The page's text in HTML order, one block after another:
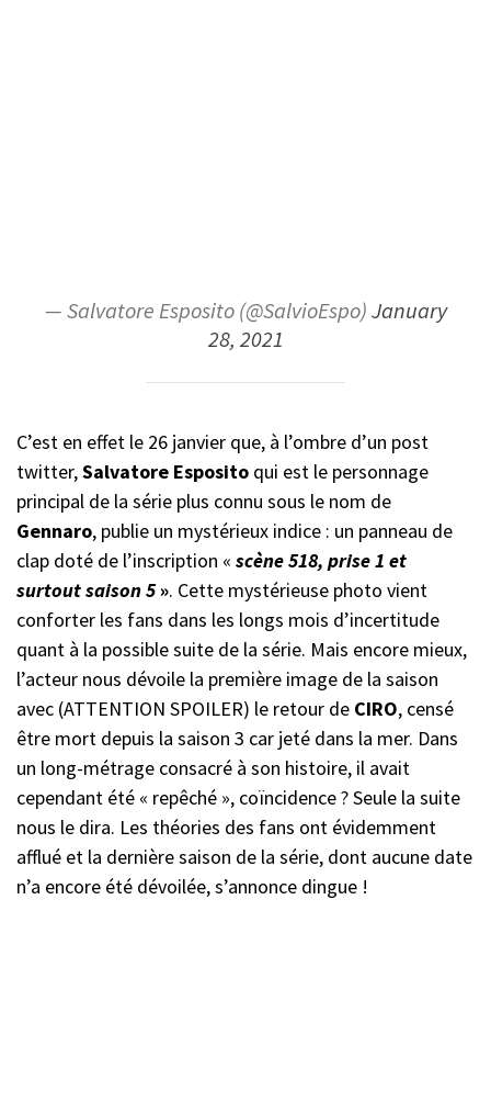
— Salvatore Esposito (@SalvioEspo)January
28, 2021
C’est en effet le 26 janvier que, à l’ombre d’un post
twitter,Salvatore Esposito qui est le personnage
principal de la série plus connu sous le nom de
Gennaro, publie un mystérieux indice : un panneau de
clap doté de l’inscription « scène 518, prise 1 et
surtout saison 5». Cette mystérieuse photo vient
conforter les fans dans les longs mois d’incertitude
quant à la possible suite de la série. Mais encore mieux,
l’acteur nous dévoile la première image de la saison
avec (ATTENTION SPOILER) le retour de CIRO, censé
être mort depuis la saison 3 car jeté dans la mer. Dans
un long-métrage consacré à son histoire, il avait
cependant été « repêché », coïncidence ? Seule la suite
nous le dira. Les théories des fans ont évidemment
afflué et la dernière saison de la série, dont aucune date
n’a encore été dévoilée, s’annonce dingue !